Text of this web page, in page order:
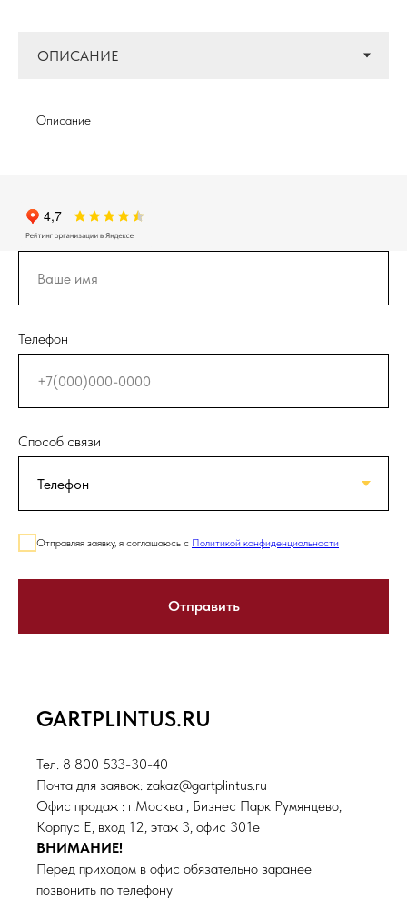
Описание
Телефон
Способ связи
Отправляя заявку, я соглашаюсь с Политикой конфиденциальности
Отправить
GARTPLINTUS.RU
Тел. 8 800 533-30-40
Почта для заявок: zakaz@gartplintus.ru
Офис продаж : г.Москва , Бизнес Парк Румянцево,
Корпус Е, вход 12, этаж 3, офис 301е
ВНИМАНИЕ!
Перед приходом в офис обязательно заранее
позвонить по телефону